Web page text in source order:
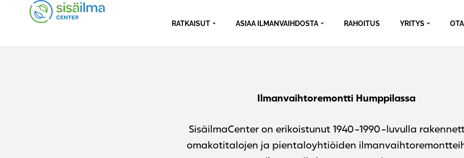
RATKAISUT ASIAA ILMANVAIHDOSTA RAHOITUS YRITYS
Ilmanvaihtoremontti Humppilassa
SisäilmaCenter on erikoistunut 1940-1990-luvulla
omakotitalojen ja pientaloyhtiöiden